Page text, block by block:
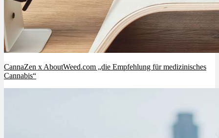
CannaZen x AboutWeed.com „die Empfehlung für medizinisches
Cannabis“